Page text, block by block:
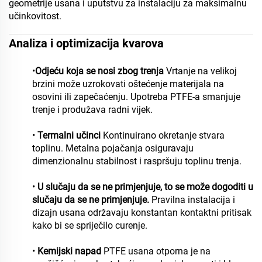
geometrije usana i uputstvu za instalaciju za maksimalnu
učinkovitost.
Analiza i optimizacija kvarova
•Odjeću koja se nosi zbog trenja Vrtanje na velikoj
brzini može uzrokovati oštećenje materijala na
osovini ili zapečaćenju. Upotreba PTFE-a smanjuje
trenje i produžava radni vijek.
• Termalni učinci Kontinuirano okretanje stvara
toplinu. Metalna pojačanja osiguravaju
dimenzionalnu stabilnost i raspršuju toplinu trenja.
• U slučaju da se ne primjenjuje, to se može dogoditi u
slučaju da se ne primjenjuje. Pravilna instalacija i
dizajn usana održavaju konstantan kontaktni pritisak
kako bi se spriječilo curenje.
• Kemijski napad PTFE usana otporna je na